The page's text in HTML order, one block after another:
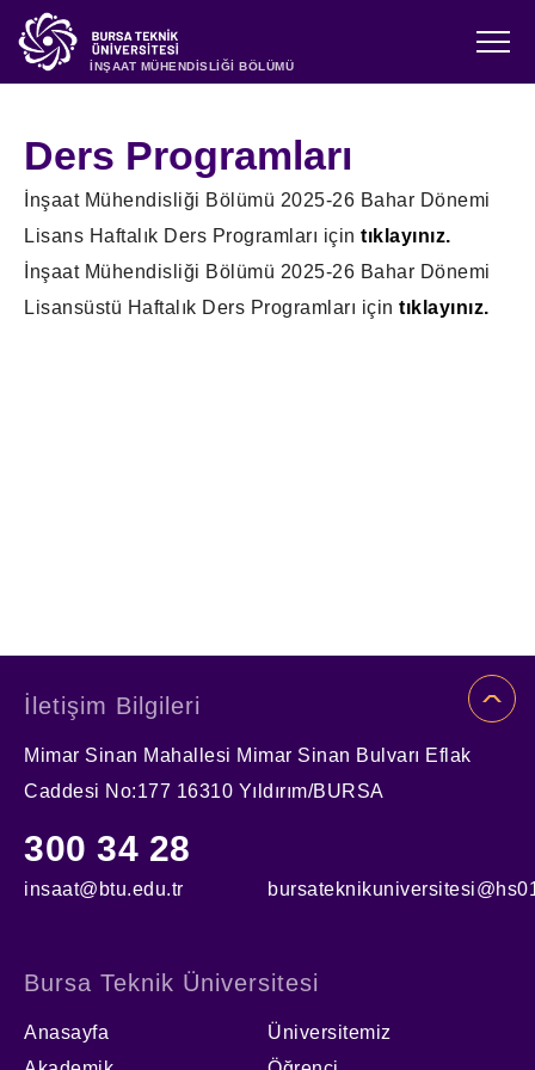
İNŞAAT MÜHENDİSLİĞİ BÖLÜMÜ
Ders Programları
İnşaat Mühendisliği Bölümü 2025-26 Bahar Dönemi
Lisans Haftalık Ders Programları için tıklayınız.
İnşaat Mühendisliği Bölümü 2025-26 Bahar Dönemi
Lisansüstü Haftalık Ders Programları için tıklayınız.
İletişim Bilgileri
Mimar Sinan Mahallesi Mimar Sinan Bulvarı Eflak
Caddesi No:177 16310 Yıldırım/BURSA
300 34 28
insaat@btu.edu.tr
Bursa Teknik Üniversitesi
Anasayfa
Üniversitemiz